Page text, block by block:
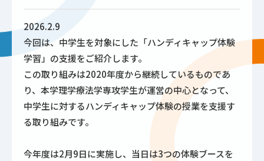
2026.2.9
今回は、中学生を対象にした「ハンディキャップ体験
学習」の支援をご紹介します。
この取り組みは2020年度から継続しているものであ
り、本学理学療法学専攻学生が運営の中心となって、
中学生に対するハンディキャップ体験の授業を支援す
る取り組みです。
今年度は2月9日に実施し、当日は3つの体験ブースを